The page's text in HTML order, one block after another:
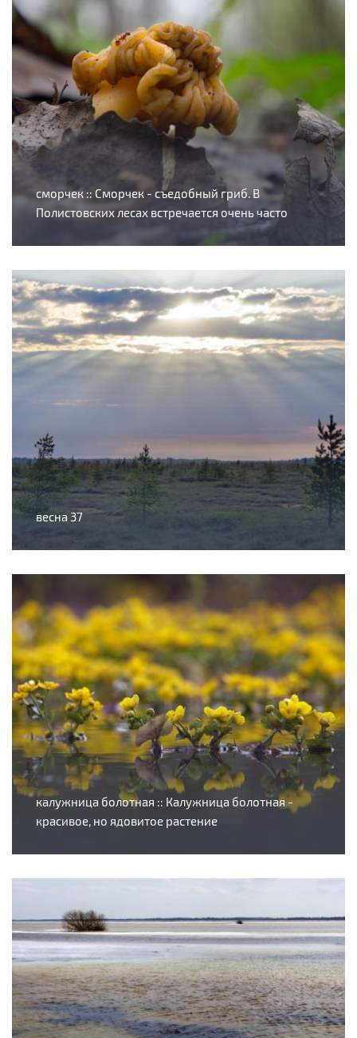
сморчек :: Сморчек - съедобный гриб. В
Полистовских лесах встречается очень часто
весна 37
калужница болотная :: Калужница болотная -
красивое, но ядовитое растение